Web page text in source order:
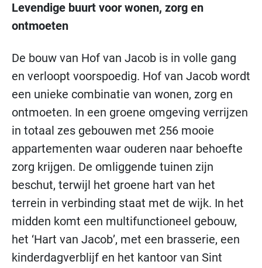
Levendige buurt voor wonen, zorg en
ontmoeten
De bouw van Hof van Jacob is in volle gang
en verloopt voorspoedig. Hof van Jacob wordt
een unieke combinatie van wonen, zorg en
ontmoeten. In een groene omgeving verrijzen
in totaal zes gebouwen met 256 mooie
appartementen waar ouderen naar behoefte
zorg krijgen. De omliggende tuinen zijn
beschut, terwijl het groene hart van het
terrein in verbinding staat met de wijk. In het
midden komt een multifunctioneel gebouw,
het ‘Hart van Jacob’, met een brasserie, een
kinderdagverblijf en het kantoor van Sint